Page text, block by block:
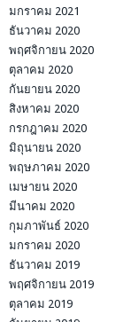
มกราคม 2021
ธันวาคม 2020
พฤศจิกายน 2020
ตุลาคม 2020
กันยายน 2020
สิงหาคม 2020
กรกฎาคม 2020
มิถุนายน 2020
พฤษภาคม 2020
เมษายน 2020
มีนาคม 2020
กุมภาพันธ์ 2020
มกราคม 2020
ธันวาคม 2019
พฤศจิกายน 2019
ตุลาคม 2019